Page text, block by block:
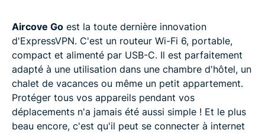
Aircove Go est la toute dernière innovation
d'ExpressVPN. C'est un routeur Wi-Fi 6, portable,
compact et alimenté par USB-C. Il est parfaitement
adapté à une utilisation dans une chambre d'hôtel, un
chalet de vacances ou même un petit appartement.
Protéger tous vos appareils pendant vos
déplacements n'a jamais été aussi simple ! Et le plus
beau encore, c'est qu'il peut se connecter à internet